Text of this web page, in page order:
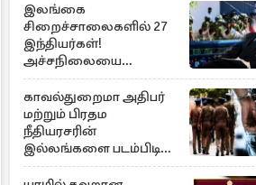
இலங்கை
சிறைச்சாலைகளில் 27
இந்தியர்கள்!
அச்சநிலையை
மையப்படுத்தி
ஜெயசங்கர் அறிக்கை
காவல்துறைமா அதிபர்
மற்றும் பிரதம
நீதியரசரின்
இல்லங்களை படம்பிடித்த
சந்தேக நபர் கைது!